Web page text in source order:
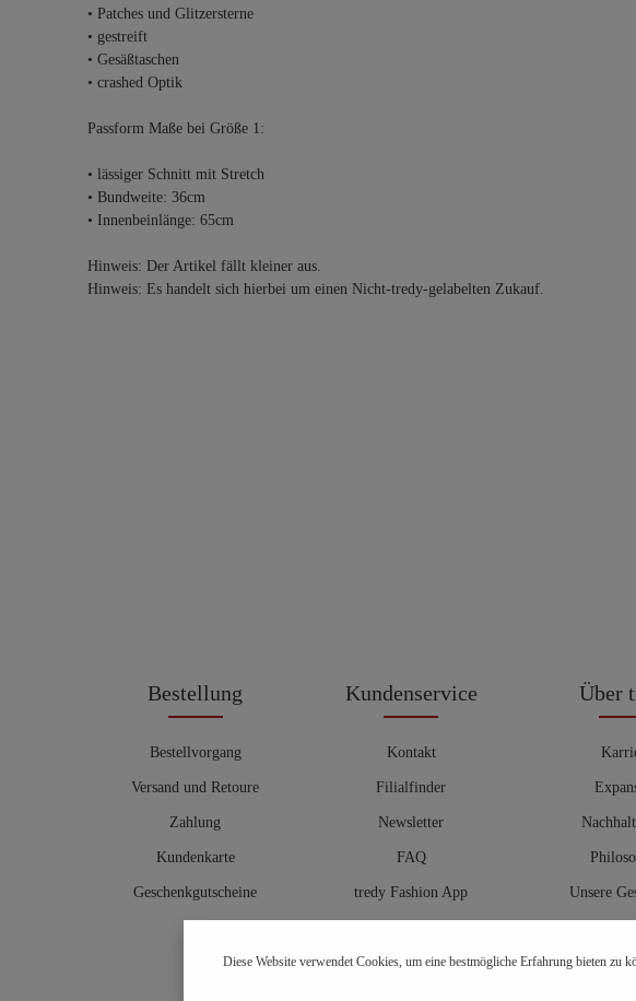
• Patches und Glitzersterne
• gestreift
• Gesäßtaschen
• crashed Optik
Passform Maße bei Größe 1:
• lässiger Schnitt mit Stretch
• Bundweite: 36cm
• Innenbeinlänge: 65cm
Hinweis: Der Artikel fällt kleiner aus.
Hinweis: Es handelt sich hierbei um einen Nicht-tredy-gelabelten Zukauf.
Bestellung
Bestellvorgang
Versand und Retoure
Zahlung
Kundenkarte
Geschenkgutscheine
Kundenservice
Kontakt
Filialfinder
Newsletter
FAQ
tredy Fashion App
Hosenberater
Über
Unsere
Diese Website verwendet Cookies, um eine bestmögliche Erfahrung bieten zu